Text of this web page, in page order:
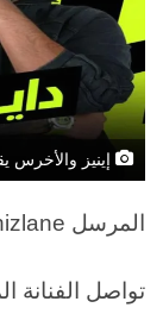
إينيز والأخرس
azar.ghizlane المرسل
تواصل الفنانة